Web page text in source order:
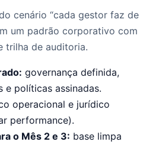
cenário “cada gestor faz de
um padrão corporativo com
trilha de auditoria.
governança definida,
e políticas assinadas.
operacional e jurídico
performance).
o Mês 2 e 3: base limpa